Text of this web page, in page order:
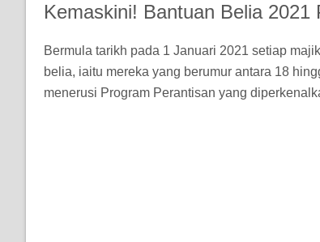
Kemaskini! Bantuan Belia
Bermula tarikh pada 1 Januari 2021 setiap
belia, iaitu mereka yang berumur antara 18
menerusi Program Perantisan yang